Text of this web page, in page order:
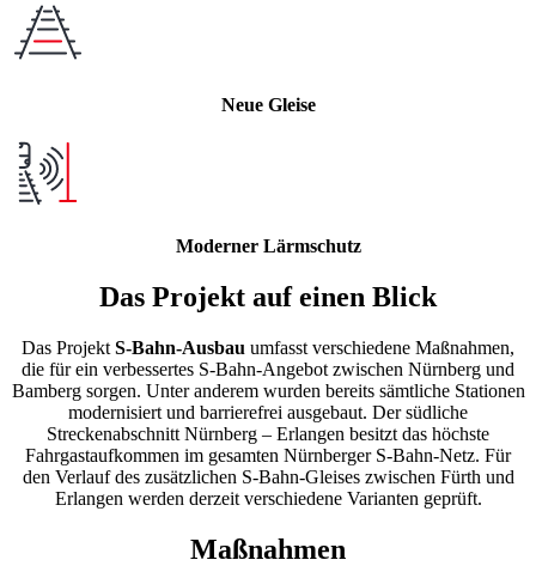
Neue Gleise
Moderner Lärmschutz
Das Projekt auf einen Blick
Das Projekt S-Bahn-Ausbau umfasst verschiedene Maßnahmen,
die für ein verbessertes S-Bahn-Angebot zwischen Nürnberg und
Bamberg sorgen. Unter anderem wurden bereits sämtliche Stationen
modernisiert und barrierefrei ausgebaut. Der südliche
Streckenabschnitt Nürnberg – Erlangen besitzt das höchste
Fahrgastaufkommen im gesamten Nürnberger S-Bahn-Netz. Für
den Verlauf des zusätzlichen S-Bahn-Gleises zwischen Fürth und
Erlangen werden derzeit verschiedene Varianten geprüft.
Maßnahmen